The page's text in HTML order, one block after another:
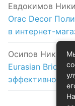
Евдокимов
Orac Decor
в интернет-
Осипов Никола
Eurasian Bridge
эффективность